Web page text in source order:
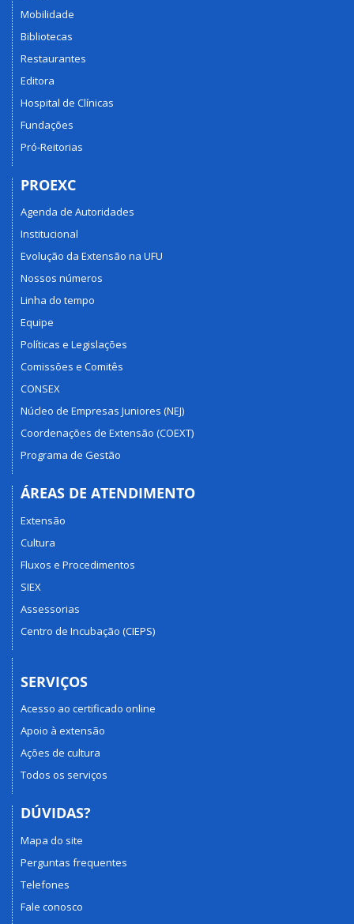
Mobilidade
Bibliotecas
Restaurantes
Editora
Hospital de Clínicas
Fundações
Pró-Reitorias
PROEXC
Agenda de Autoridades
Institucional
Evolução da Extensão na UFU
Nossos números
Linha do tempo
Equipe
Políticas e Legislações
Comissões e Comitês
CONSEX
Núcleo de Empresas Juniores (NEJ)
Coordenações de Extensão (COEXT)
Programa de Gestão
ÁREAS DE ATENDIMENTO
Extensão
Cultura
Fluxos e Procedimentos
SIEX
Assessorias
Centro de Incubação (CIEPS)
SERVIÇOS
Acesso ao certificado online
Apoio à extensão
Ações de cultura
Todos os serviços
DÚVIDAS?
Mapa do site
Perguntas frequentes
Telefones
Fale conosco